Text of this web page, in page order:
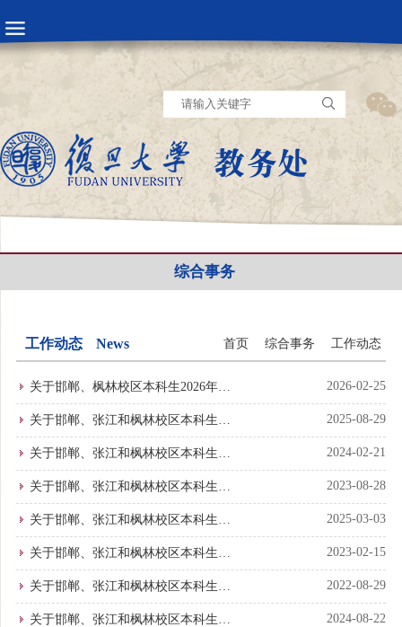
综合事务
工作动态 News 首页 综合事务 工作动态
关于邯郸、枫林校区本科生2026年
（春季）开学教材购买与领取通知
2026-02-25
关于邯郸、张江和枫林校区本科生
2025年（秋季）教材购买与领取的通
知
2025-08-29
关于邯郸、张江和枫林校区本科生
2024年春季学期教材购买与领取的通
知
2024-02-21
关于邯郸、张江和枫林校区本科生
2023年（秋季）教材购买与领取的通
知
2023-08-28
关于邯郸、张江和枫林校区本科生
2025年（春季）开学教材购买与领取
通知
2025-03-03
关于邯郸、张江和枫林校区本科生
2023年春季学期教材购买与领取的通
知
2023-02-15
关于邯郸、张江和枫林校区本科生
2022年（秋季）教材购买与领取的通
2022-08-29
关于邯郸、张江和枫林校区本科生 2024-08-22